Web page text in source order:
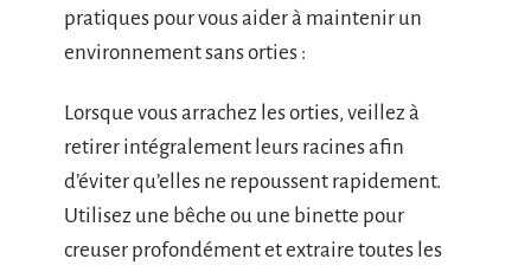
pratiques pour vous aider à maintenir un
environnement sans orties :
Lorsque vous arrachez les orties, veillez à
retirer intégralement leurs racines afin
d’éviter qu’elles ne repoussent rapidement.
Utilisez une bêche ou une binette pour
creuser profondément et extraire toutes les